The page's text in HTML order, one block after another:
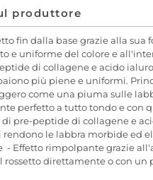
produttore
fin dalla base grazie alla
e uniforme del colore e
di collagene e acido
più piene e uniformi.
come una piuma sulle
perfetto a tutto tondo e con
pre-peptide di collagene e
le labbra morbide ed
- Effetto rimpolpante grazie
direttamente o con